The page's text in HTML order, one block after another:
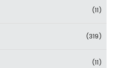
(11)
(319)
(11)